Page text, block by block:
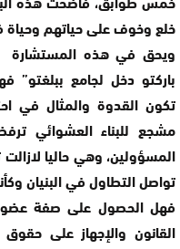
خلع وخوف على حياتهم وحياة
ويحق في هذه المستشارة
باركتو دخل لجامع
تكون القدوة والمثال في
مشجع للبناء العشوائي
المسؤولين، وهي حاليا
تواصل التطاول في البنيان
فهل الحصول على صفة
القانون والإجهاز على